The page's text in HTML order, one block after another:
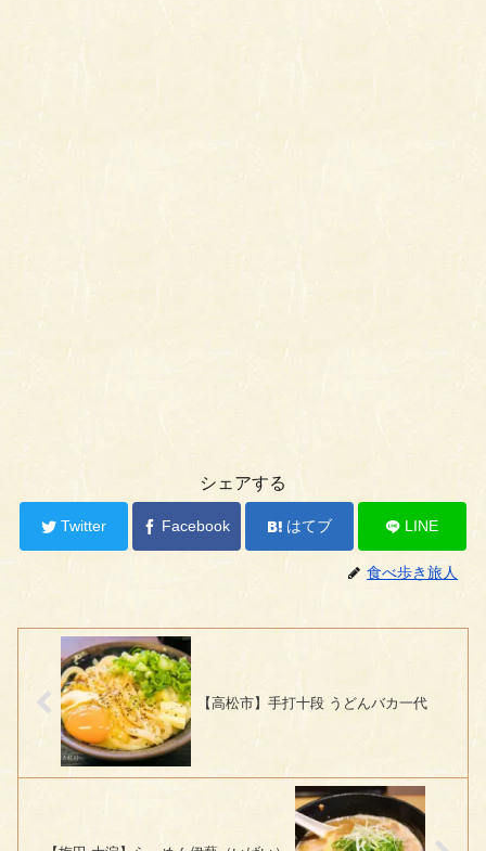
シェアする
Twitter Facebook はてブ LINE
食べ歩き旅人
【高松市】手打十段 うどんバカ一代